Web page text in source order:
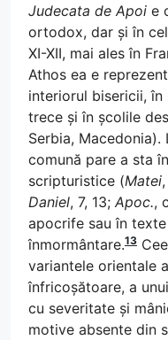
Judecata de Apoi e
ortodox, dar și în
XI-XII, mai ales în
Athos ea e
interiorul bisericii,
trece și în școlile
Serbia,
comună pare a sta
scripturistice (Matei
Daniel, 7, 13; Apoc.,
apocrife sau în
înmormântare.13
variantele orientale
înfricoșătoare, a
cu severitate și
motive absente din